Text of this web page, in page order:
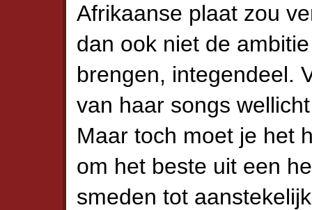
Afrikaanse plaat zou
dan ook niet de
brengen, integendeel.
van haar songs
Maar toch moet je het
om het beste uit een
smeden tot